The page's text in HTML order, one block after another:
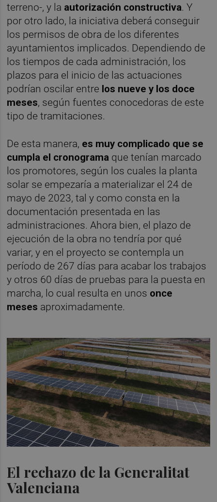
terreno-, y la autorización constructiva. Y
por otro lado, la iniciativa deberá conseguir
los permisos de obra de los diferentes
ayuntamientos implicados. Dependiendo de
los tiempos de cada administración, los
plazos para el inicio de las actuaciones
podrían oscilar entre los nueve y los doce
meses, según fuentes conocedoras de este
tipo de tramitaciones.
De esta manera, es muy complicado que se
cumpla el cronograma que tenían marcado
los promotores, según los cuales la planta
solar se empezaría a materializar el 24 de
mayo de 2023, tal y como consta en la
documentación presentada en las
administraciones. Ahora bien, el plazo de
ejecución de la obra no tendría por qué
variar, y en el proyecto se contempla un
período de 267 días para acabar los trabajos
y otros 60 días de pruebas para la puesta en
marcha, lo cual resulta en unos once
meses aproximadamente.
El rechazo de la Generalitat
Valenciana